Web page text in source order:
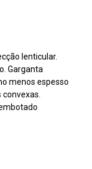
lenticular.
Garganta
menos espesso
convexas.